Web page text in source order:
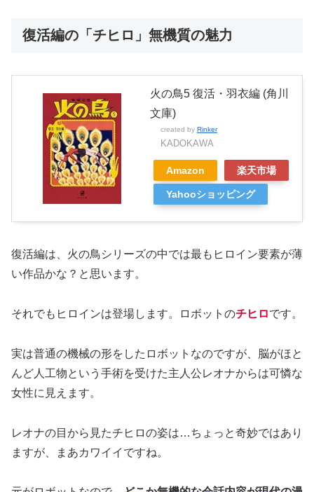
復活編の「チヒロ」無機質の魅力
火の鳥5 復活・羽衣編 (角川
文庫)
created by Rinker
KADOKAWA
Amazon 楽天市場
Yahooショッピング
復活編は、火の鳥シリーズの中では最もヒロイン要素が薄
い作品かな？と思います。
それでもヒロインは登場します。ロボットのチヒロです。
実は普通の機械の形をしたロボットなのですが、脳がほと
んど人工物という手術を受けた主人公レオナからは可憐な
女性に見えます。
レオナの目から見たチヒロの姿は…ちょっと奇妙ではあり
ますが、まあカワイイですね。